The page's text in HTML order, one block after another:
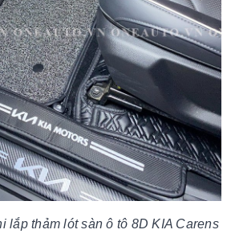
lắp thảm lót sàn ô tô 8D KIA Carens